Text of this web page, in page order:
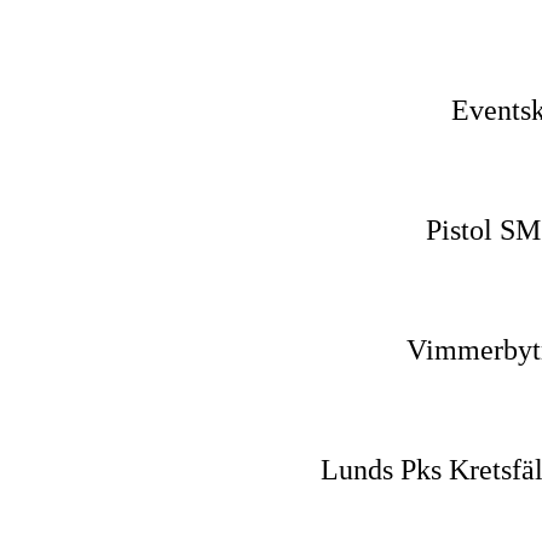
Pistol
Lunds Pks